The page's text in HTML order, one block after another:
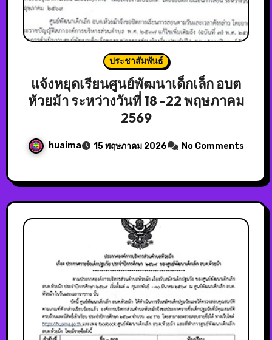
ประชาสัมพันธ์
แจ้งหยุดเรียนศูนย์พัฒนาเด็กเล็ก อบต
ห้วยม้า ระหว่างวันที่ 18 -22 พฤษภาคม
2569
huaima 15 พฤษภาคม 2026 No Comments